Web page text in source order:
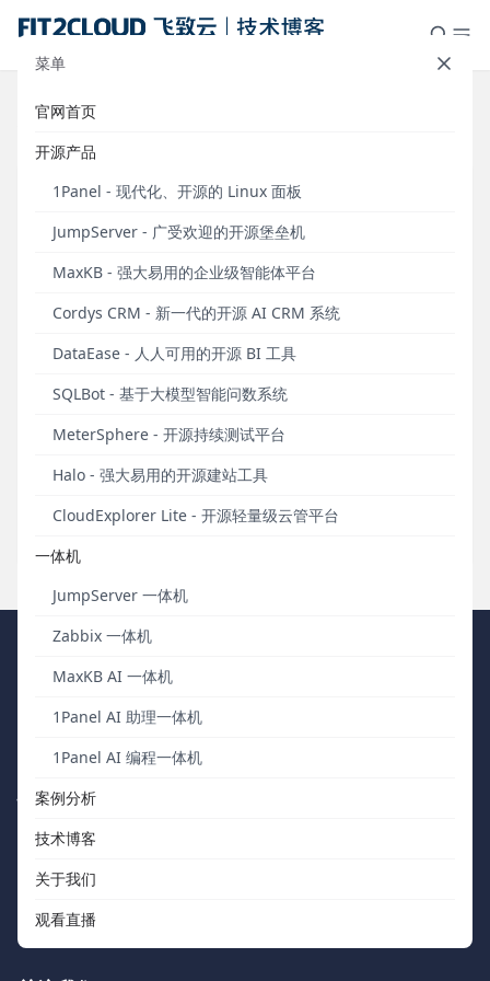
菜单
官网首页
开源产品
1Panel - 现代化、开源的 Linux 面板
JumpServer - 广受欢迎的开源堡垒机
MaxKB - 强大易用的企业级智能体平台
Cordys CRM - 新一代的开源 AI CRM 系统
DataEase - 人人可用的开源 BI 工具
SQLBot - 基于大模型智能问数系统
MeterSphere - 开源持续测试平台
Halo - 强大易用的开源建站工具
CloudExplorer Lite - 开源轻量级云管平台
一体机
JumpServer 一体机
Zabbix 一体机
MaxKB AI 一体机
1Panel AI 助理一体机
1Panel AI 编程一体机
案例分析
技术博客
关于我们
观看直播
标签：测试报告
开源版支持工作台展示，新增超级管理员用户组，
MeterSphere开源持续测试平台v2.5.0发布
FIT2CLOUD 飞致云
我们秉持“软件用起来才有价值，才有改进的机会”的核心价值观，向
中国数字化团队交付被广泛验证、可信赖的通用工具软件。
快速浏览
关于我们
开源社区
如何购买